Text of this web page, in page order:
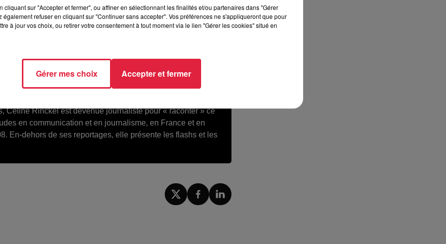
son tube « Feel Good ») + Guest (dévoilé plus tard).
bleu ») qui partagera l’affiche avecMika(pour son 5ème
2026.
digitaux
Céline Rinckel est devenue journaliste pour « raconter » ce
en communication et en journalisme, en France et en
En-dehors de ses reportages, elle présente les flashs et les
cliquant sur "Accepter et fermer", ou affiner en sélectionnant les finalités et/ou partenaires dans "Gérer
également refuser en cliquant sur "Continuer sans accepter". Vos préférences ne s'appliqueront que pour
à jour vos choix, ou retirer votre consentement à tout moment via le lien "Gérer les cookies" situé en
Gérer mes choix Accepter et fermer